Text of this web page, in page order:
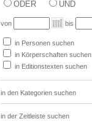
ODER UND
von bis
in Personen suchen
in Körperschaften suchen
in Editionstexten suchen
in den Kategorien suchen
in der Zeitleiste suchen